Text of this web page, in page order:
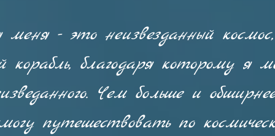
- это неизвезданный
корабль, благодаря которому я
Чем больше и
путешествовать по